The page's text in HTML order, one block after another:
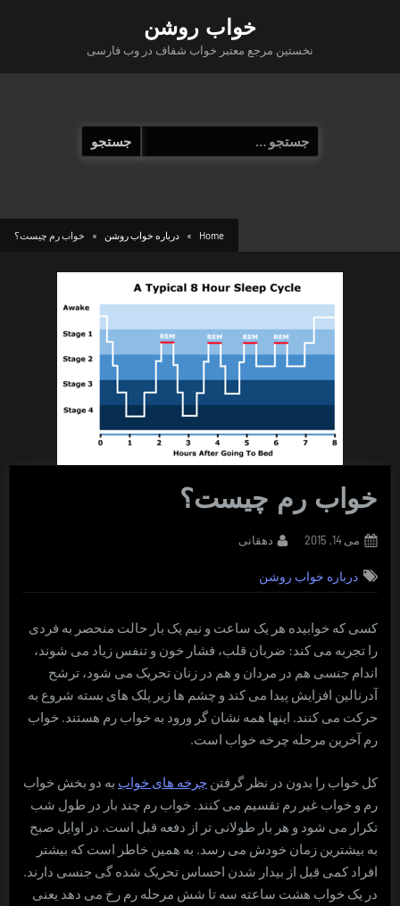
خواب روشن
نخستین مرجع معتبر خواب شفاف در وب فارسی
جستجو
برای:
Home درباره خواب روشن خواب رم چیست؟
خواب رم چیست؟
Posted
می 14, 2015 By
دهقانی
درباره خواب روشن
کسی که خوابیده هر یک ساعت و نیم یک بار حالت منحصر به فردی
را تجربه می کند: ضربان قلب، فشار خون و تنفس زیاد می شوند،
اندام جنسی هم در مردان و هم در زنان تحریک می شود، ترشح
آدرنالین افزایش پیدا می کند و چشم ها زیر پلک های بسته شروع به
حرکت می کنند. اینها همه نشان گر ورود به خواب رم هستند. خواب
رم آخرین مرحله چرخه خواب است.
کل خواب را بدون در نظر گرفتن چرخه های خواب به دو بخش خواب
رم و خواب غیر رم تقسیم می کنند. خواب رم چند بار در طول شب
تکرار می شود و هر بار طولانی تر از دفعه قبل است. در اوایل صبح
به بیشترین زمان خودش می رسد. به همین خاطر است که بیشتر
افراد کمی قبل از بیدار شدن احساس تحریک شده گی جنسی دارند.
در یک خواب هشت ساعته سه تا شش مرحله رم رخ می دهد یعنی